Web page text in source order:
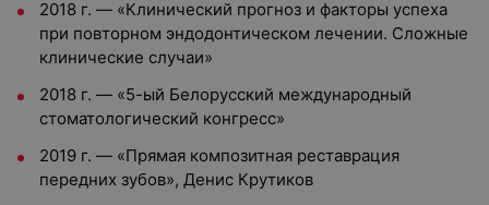
2018 г. — «Клинический прогноз и факторы успеха
при повторном эндодонтическом лечении. Сложные
клинические случаи»
2018 г. — «5-ый Белорусский международный
стоматологический конгресс»
2019 г. — «Прямая композитная реставрация
передних зубов», Денис Крутиков